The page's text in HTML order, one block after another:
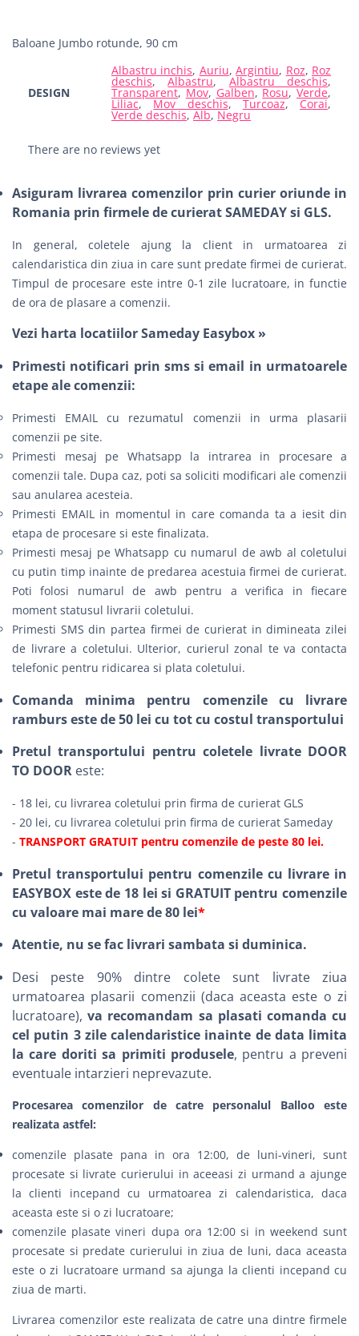
Baloane Jumbo rotunde, 90 cm
DESIGN
Albastru inchis, Auriu,Argintiu, Roz, Roz
deschis,Albastru,Albastru deschis,
Transparent,Mov, Galben,Rosu,Verde,
Liliac,Mov deschis,Turcoaz,Corai,
Verde deschis,Alb,Negru
There are no reviews yet
Asiguram livrarea comenzilor prin curier oriunde in
Romania prin firmele de curierat SAMEDAY si GLS.
In general, coletele ajung la client in urmatoarea zi
calendaristica din ziua in care sunt predate firmei de curierat.
Timpul de procesare este intre 0-1 zile lucratoare, in functie
de ora de plasare a comenzii.
Vezi harta locatiilor Sameday Easybox »
Primesti notificari prin sms si email in urmatoarele
etape ale comenzii:
Primesti EMAIL cu rezumatul comenzii in urma plasarii
comenzii pe site.
Primesti mesaj pe Whatsapp la intrarea in procesare a
comenzii tale. Dupa caz, poti sa soliciti modificari ale comenzii
sau anularea acesteia.
Primesti EMAIL in momentul in care comanda ta a iesit din
etapa de procesare si este finalizata.
Primesti mesaj pe Whatsapp cu numarul de awb al coletului
cu putin timp inainte de predarea acestuia firmei de curierat.
Poti folosi numarul de awb pentru a verifica in fiecare
moment statusul livrarii coletului.
Primesti SMS din partea firmei de curierat in dimineata zilei
de livrare a coletului. Ulterior, curierul zonal te va contacta
telefonic pentru ridicarea si plata coletului.
Comanda minima pentru comenzile cu livrare
ramburs este de 50 lei cu tot cu costul transportului
Pretul transportului pentru coletele livrate DOOR
TO DOOR este:
- 18 lei, cu livrarea coletului prin firma de curierat GLS
- 20 lei, cu livrarea coletului prin firma de curierat Sameday
- TRANSPORT GRATUIT pentru comenzile de peste 80 lei.
Pretul transportului pentru comenzile cu livrare in
EASYBOX este de 18 lei si GRATUIT pentru comenzile
cu valoare mai mare de 80 lei*
Atentie, nu se fac livrari sambata si duminica.
Desi peste 90% dintre colete sunt livrate ziua
urmatoarea plasarii comenzii (daca aceasta este o zi
lucratoare),va recomandam sa plasati comanda cu
cel putin 3 zile calendaristice inainte de data limita
la care doriti sa primiti produsele, pentru a preveni
eventuale intarzieri neprevazute.
Procesarea comenzilor de catre personalul Balloo este
realizata astfel:
comenzile plasate pana in ora 12:00, de luni-vineri, sunt
procesate si livrate curierului in aceeasi zi urmand a ajunge
la clienti incepand cu urmatoarea zi calendaristica, daca
aceasta este si o zi lucratoare;
comenzile plasate vineri dupa ora 12:00 si in weekend sunt
procesate si predate curierului in ziua de luni, daca aceasta
este o zi lucratoare urmand sa ajunga la clienti incepand cu
ziua de marti.
Livrarea comenzilor este realizata de catre una dintre firmele